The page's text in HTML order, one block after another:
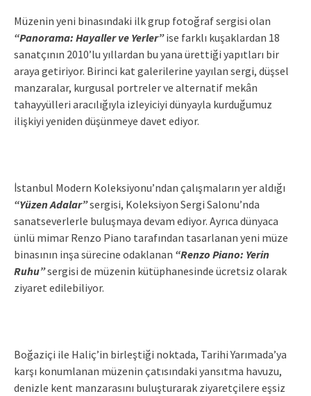
Müzenin yeni binasındaki ilk grup fotoğraf sergisi olan
“Panorama: Hayaller ve Yerler”ise farklı kuşaklardan 18
sanatçının 2010’lu yıllardan bu yana ürettiği yapıtları bir
araya getiriyor. Birinci kat galerilerine yayılan sergi, düşsel
manzaralar, kurgusal portreler ve alternatif mekân
tahayyülleri aracılığıyla izleyiciyi dünyayla kurduğumuz
ilişkiyi yeniden düşünmeye davet ediyor.
İstanbul Modern Koleksiyonu’ndan çalışmaların yer aldığı
“Yüzen Adalar”sergisi, Koleksiyon Sergi Salonu’nda
sanatseverlerle buluşmaya devam ediyor. Ayrıca dünyaca
ünlü mimar Renzo Piano tarafından tasarlanan yeni müze
binasının inşa sürecine odaklanan “Renzo Piano: Yerin
Ruhu”sergisi de müzenin kütüphanesinde ücretsiz olarak
ziyaret edilebiliyor.
Boğaziçi ile Haliç’in birleştiği noktada, Tarihi Yarımada’ya
karşı konumlanan müzenin çatısındaki yansıtma havuzu,
denizle kent manzarasını buluşturarak ziyaretçilere eşsiz